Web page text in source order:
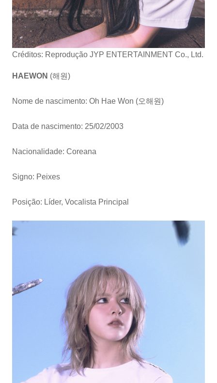
Créditos: Reprodução JYP ENTERTAINMENT Co., Ltd.
HAEWON (해원)
Nome de nascimento: Oh Hae Won (오해원)
Data de nascimento: 25/02/2003
Nacionalidade: Coreana
Signo: Peixes
Posição: Líder, Vocalista Principal